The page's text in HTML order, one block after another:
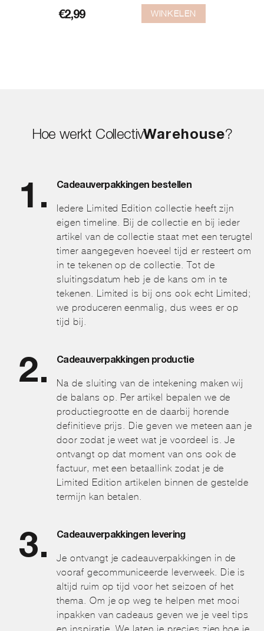
€2,99 WINKELEN
Hoe werkt CollectivWarehouse?
Cadeauverpakkingen bestellen
Iedere Limited Edition collectie heeft zijn
eigen timeline. Bij de collectie en bij ieder
artikel van de collectie staat met een terugtel
timer aangegeven hoeveel tijd er resteert om
in te tekenen op de collectie. Tot de
sluitingsdatum heb je de kans om in te
tekenen. Limited is bij ons ook echt Limited;
we produceren eenmalig, dus wees er op
tijd bij.
Cadeauverpakkingen productie
Na de sluiting van de intekening maken wij
de balans op. Per artikel bepalen we de
productiegrootte en de daarbij horende
definitieve prijs. Die geven we meteen aan je
door zodat je weet wat je voordeel is. Je
ontvangt op dat moment van ons ook de
factuur, met een betaallink zodat je de
Limited Edition artikelen binnen de gestelde
termijn kan betalen.
Cadeauverpakkingen levering
Je ontvangt je cadeauverpakkingen in de
vooraf gecommuniceerde leverweek. Die is
altijd ruim op tijd voor het seizoen of het
thema. Om je op weg te helpen met mooi
inpakken van cadeaus geven we je veel tips
en inspiratie. We laten je precies zien hoe je